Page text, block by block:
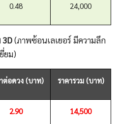
0.48 24,000
3D(ภาพซ้อนเลเยอร์ มีความลึก
ยม)
ต่อดวง (บาท) ราคารวม (บาท)
2.90 14,500